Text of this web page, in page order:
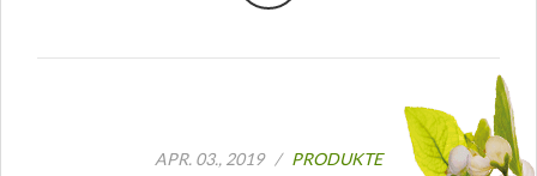
APR. 03., 2019 / PRODUKTE